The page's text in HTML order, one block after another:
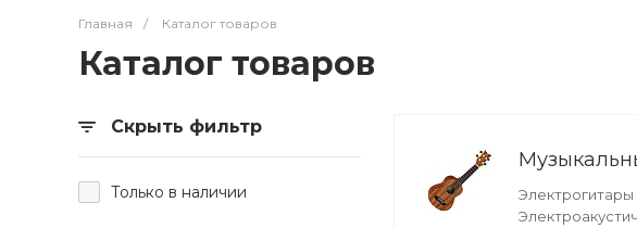
Главная / Каталог товаров
Каталог товаров
Скрыть фильтр
Только в наличии Электрогитары